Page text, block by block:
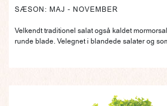
SÆSON: MAJ - NOVEMBER
Velkendt traditionel salat også kaldet
runde blade. Velegnet i blandede salater og